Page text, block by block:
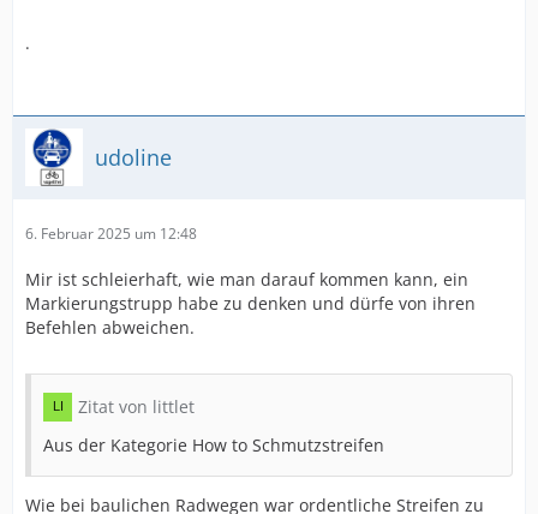
.
udoline
6. Februar 2025 um 12:48
Mir ist schleierhaft, wie man darauf kommen kann, ein
Markierungstrupp habe zu denken und dürfe von ihren
Befehlen abweichen.
Zitat von littlet
Aus der Kategorie How to Schmutzstreifen
Wie bei baulichen Radwegen war ordentliche Streifen zu